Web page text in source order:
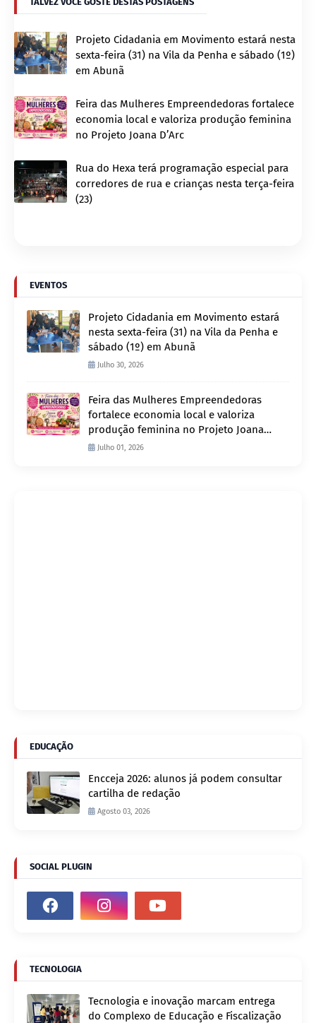
Projeto Cidadania em Movimento estará nesta
sexta-feira (31) na Vila da Penha e sábado (1º)
em Abunã
Feira das Mulheres Empreendedoras fortalece
economia local e valoriza produção feminina
no Projeto Joana D’Arc
Rua do Hexa terá programação especial para
corredores de rua e crianças nesta terça-feira
(23)
EVENTOS
Projeto Cidadania em Movimento estará
nesta sexta-feira (31) na Vila da Penha e
sábado (1º) em Abunã
Julho 30, 2026
Feira das Mulheres Empreendedoras
fortalece economia local e valoriza
produção feminina no Projeto Joana
D’Arc
Julho 01, 2026
EDUCAÇÃO
Encceja 2026: alunos já podem consultar
cartilha de redação
Agosto 03, 2026
SOCIAL PLUGIN
TECNOLOGIA
Tecnologia e inovação marcam entrega
do Complexo de Educação e Fiscalização